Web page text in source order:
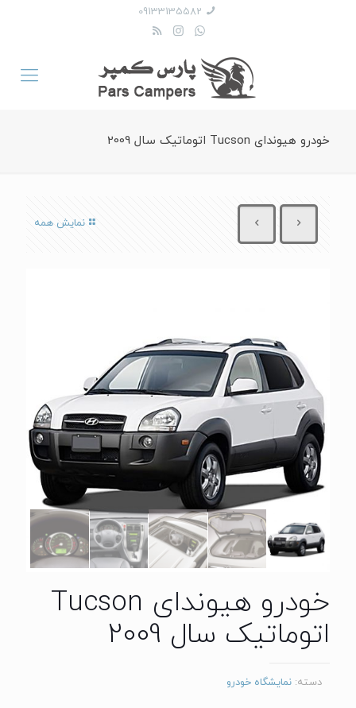
09133135582
خودرو هیوندای Tucson اتوماتیک سال 2009
نمایش همه
خودرو هیوندای Tucson
اتوماتیک سال 2009
دسته: نمایشگاه خودرو